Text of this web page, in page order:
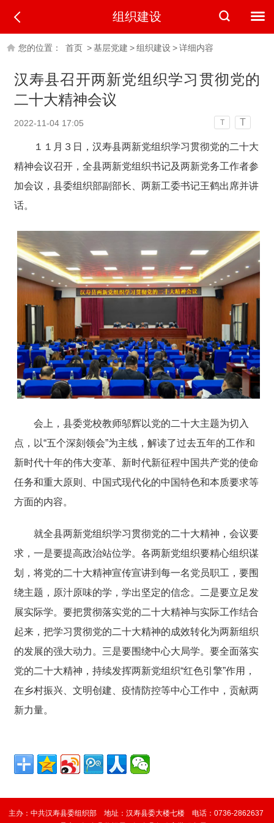
组织建设
您的位置： 首页 >基层党建 >组织建设>详细内容
汉寿县召开两新党组织学习贯彻党的
二十大精神会议
2022-11-04 17:05 T T
１１月３日，汉寿县两新党组织学习贯彻党的二十大
精神会议召开，全县两新党组织书记及两新党务工作者参
加会议，县委组织部副部长、两新工委书记王鹤出席并讲
话。
会上，县委党校教师邬辉以党的二十大主题为切入
点，以“五个深刻领会”为主线，解读了过去五年的工作和
新时代十年的伟大变革、新时代新征程中国共产党的使命
任务和重大原则、中国式现代化的中国特色和本质要求等
方面的内容。
就全县两新党组织学习贯彻党的二十大精神，会议要
求，一是要提高政治站位学。各两新党组织要精心组织谋
划，将党的二十大精神宣传宣讲到每一名党员职工，要围
绕主题，原汁原味的学，学出坚定的信念。二是要立足发
展实际学。要把贯彻落实党的二十大精神与实际工作结合
起来，把学习贯彻党的二十大精神的成效转化为两新组织
的发展的强大动力。三是要围绕中心大局学。要全面落实
党的二十大精神，持续发挥两新党组织“红色引擎”作用，
在乡村振兴、文明创建、疫情防控等中心工作中，贡献两
新力量。
主办：中共汉寿县委组织部 地址：汉寿县委大楼七楼 电话：0736-2862637